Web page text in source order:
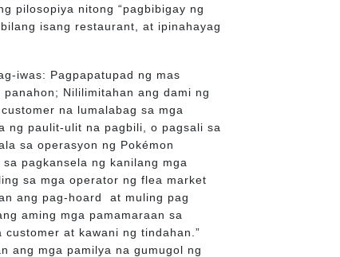
pilosopiya nitong “pagbibigay ng
isang restaurant, at ipinahayag
iwas: Pagpapatupad ng mas
Nililimitahan ang dami ng
na lumalabag sa mga
ng paulit-ulit na pagbili, o pagsali sa
sa operasyon ng Pokémon
pagkansela ng kanilang mga
sa mga operator ng flea market
ang pag-hoard at muling pag
aming mga pamamaraan sa
at kawani ng tindahan.”
ang mga pamilya na gumugol ng